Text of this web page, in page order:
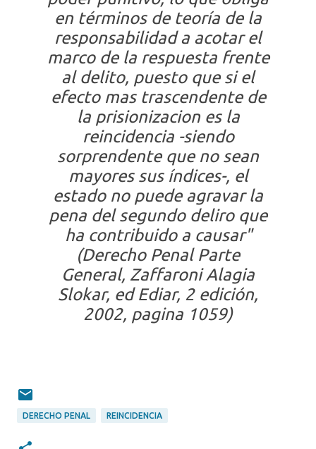
en términos de teoría de la
responsabilidad a acotar el
marco de la respuesta frente
al delito, puesto que si el
efecto mas trascendente de
la prisionizacion es la
reincidencia -siendo
sorprendente que no sean
mayores sus índices-, el
estado no puede agravar la
pena del segundo deliro que
ha contribuido a causar"
(Derecho Penal Parte
General, Zaffaroni Alagia
Slokar, ed Ediar, 2 edición,
2002, pagina 1059)
DERECHO PENAL REINCIDENCIA